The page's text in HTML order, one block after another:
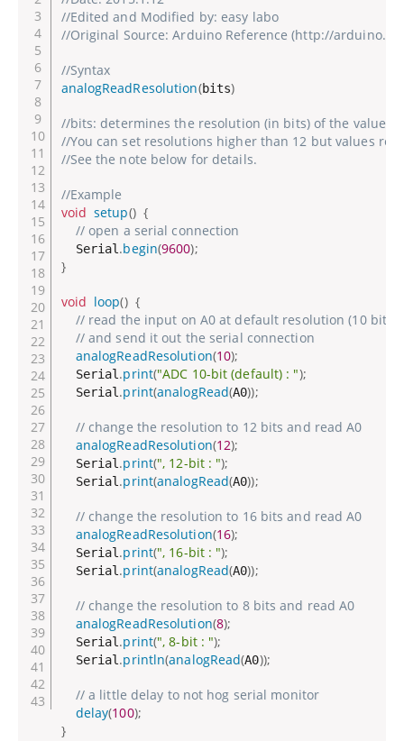
//Edited and Modified by: easy labo
//Original Source: Arduino Reference (http://
//Syntax
analogReadResolution(bits)
//bits: determines the resolution (in bits) of the value
//You can set resolutions higher than 12 but values
//See the note below for details.
//Example
void setup() {
// open a serial connection
  Serial
.begin(9600);
}
void loop() {
// read the input on A0 at default resolution (10 bits)
// and send it out the serial connection
analogReadResolution(10);
  Serial
.print("ADC 10-bit (default) : ");
  Serial
.print(analogRead(A0));
// change the resolution to 12 bits and read A0
analogReadResolution(12);
  Serial
.print(", 12-bit : ");
  Serial
.print(analogRead(A0));
// change the resolution to 16 bits and read A0
analogReadResolution(16);
  Serial
.print(", 16-bit : ");
  Serial
.print(analogRead(A0));
// change the resolution to 8 bits and read A0
analogReadResolution(8);
  Serial
.print(", 8-bit : ");
  Serial
.println(analogRead(A0));
// a little delay to not hog serial monitor
delay(100);
}